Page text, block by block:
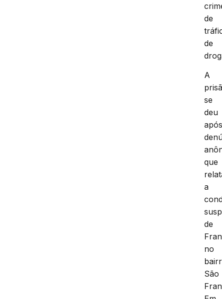
de
de
A
se
deu
que
a
de
no
São